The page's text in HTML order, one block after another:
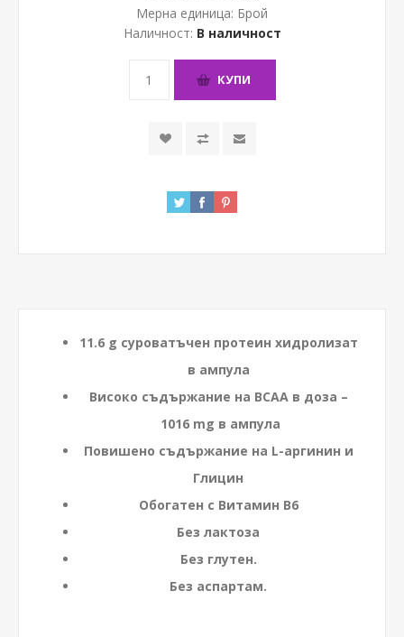
Мерна единица: Брой
Наличност: В наличност
КУПИ
11.6 g суроватъчен протеин хидролизат
в ампула
Високо съдържание на BCAA в доза –
1016 mg в ампула
Повишено съдържание на L-аргинин и
Глицин
Обогатен с Витамин B6
Без лактоза
Без глутен.
Без аспартам.